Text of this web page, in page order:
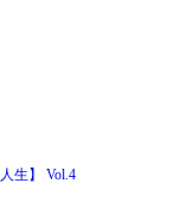
生】 Vol.4